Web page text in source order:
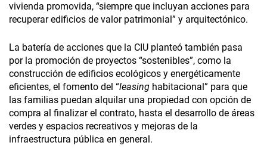
vivienda promovida, “siempre que incluyan acciones para
recuperar edificios de valor patrimonial” y arquitectónico.
La batería de acciones que la CIU planteó también pasa
por la promoción de proyectos “sostenibles”, como la
construcción de edificios ecológicos y energéticamente
eficientes, el fomento del “leasing habitacional” para que
las familias puedan alquilar una propiedad con opción de
compra al finalizar el contrato, hasta el desarrollo de áreas
verdes y espacios recreativos y mejoras de la
infraestructura pública en general.